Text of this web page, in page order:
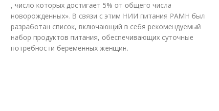
, число которых достигает 5% от общего числа
новорожденных». В связи с этим НИИ питания РАМН был
разработан список, включающий в себя рекомендуемый
набор продуктов питания, обеспечивающих суточные
потребности беременных женщин.